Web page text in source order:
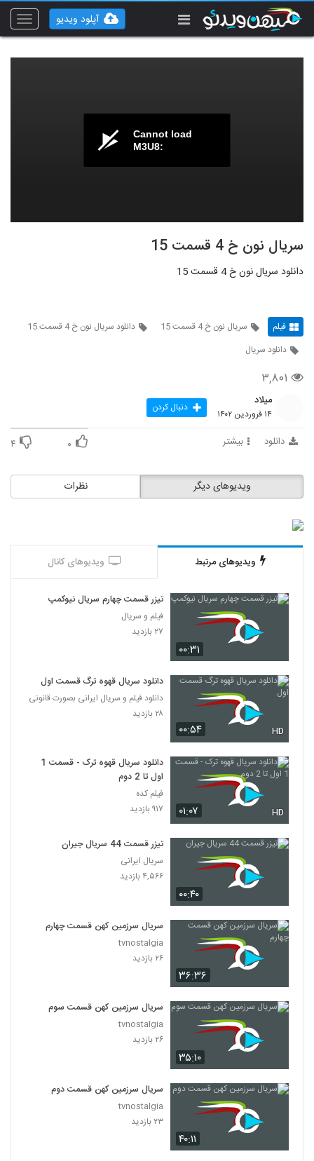
Toggle
آپلود ویدیو
Cannot load
M3U8:
سریال نون خ 4 قسمت 15
دانلود سریال نون خ 4 قسمت 15
فیلم سریال نون خ 4 قسمت 15
دانلود سریال نون خ 4 قسمت 15
دانلود سریال
۳,۸۰۱
میلاد
۱۴ فروردین ۱۴۰۲ دنبال کردن
دانلود بیشتر ۰ ۴
نظرات ویدیوهای دیگر
ویدیوهای مرتبط ویدیوهای کانال
۰۰:۳۱
تیزر قسمت چهارم سریال نیوکمپ
فیلم و سریال
۲۷ بازدید
۰۰:۵۴ HD
دانلود سریال قهوه ترگ قسمت اول
دانلود فیلم و سریال ایرانی بصورت قانونی
۲۸ بازدید
۰۱:۰۷ HD
دانلود سریال قهوه ترک - قسمت 1
اول تا 2 دوم
فیلم کده
۹۱۷ بازدید
۰۰:۴۰
تیزر قسمت 44 سریال جیران
سریال ایرانی
۴,۵۶۶ بازدید
۳۶:۳۶
سریال سرزمین کهن قسمت چهارم
tvnostalgia
۲۶ بازدید
۳۵:۱۰
سریال سرزمین کهن قسمت سوم
tvnostalgia
۲۶ بازدید
۴۰:۱۱
سریال سرزمین کهن قسمت دوم
tvnostalgia
۲۳ بازدید